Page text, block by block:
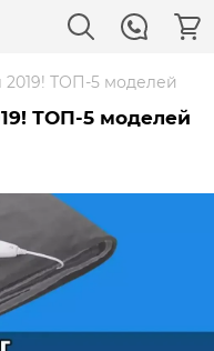
2019! ТОП-5 моделей
ТОП-5 моделей